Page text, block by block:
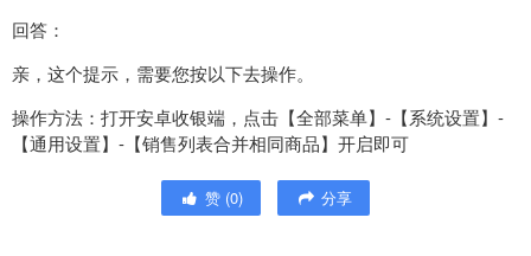
回答：
亲，这个提示，需要您按以下去操作。
操作方法：打开安卓收银端，点击【全部菜单】-【系统设置】-
【通用设置】-【销售列表合并相同商品】开启即可
赞 (0) 分享